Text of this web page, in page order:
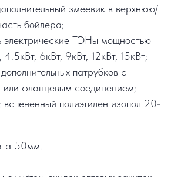
змеевик в верхнюю/
бойлера;
электрические ТЭНы мощностью
4.5кВт, 6кВт, 9кВт, 12кВт, 15кВт;
патрубков с
или фланцевым соединением;
вспененный полиэтилен изопол 20-
50мм.